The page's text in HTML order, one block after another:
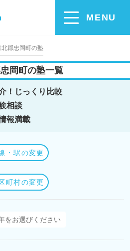
MENU
郡忠岡町の塾
岡町の塾一覧
！じっくり比較
相談
報満載
・駅の変更
町村の変更